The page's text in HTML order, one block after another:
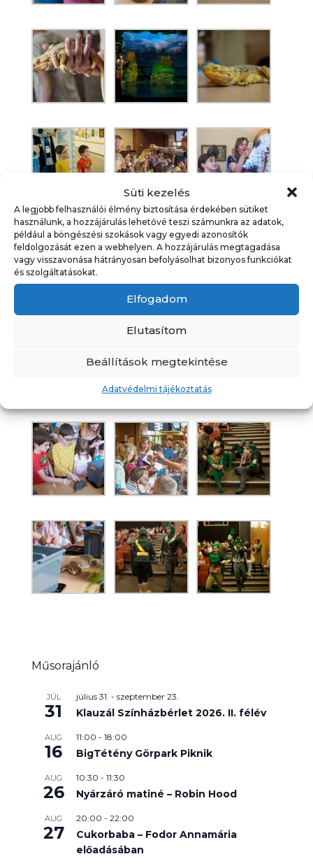
Süti kezelés
A legjobb felhasználói élmény biztosítása érdekében sütiket
használunk, a hozzájárulás lehetővé teszi számunkra az adatok,
például a böngészési szokások vagy egyedi azonosítók
feldolgozását ezen a webhelyen. A hozzájárulás megtagadása
vagy visszavonása hátrányosan befolyásolhat bizonyos funkciókat
és szolgáltatásokat.
Elfogadom
Elutasítom
Beállítások megtekintése
Adatvédelmi tájékoztatás
Műsorajánló
JÚL
31
július 31. - szeptember 23.
Klauzál Színházbérlet 2026. II. félév
AUG
16
11:00 - 18:00
BigTétény Görpark Piknik
AUG
26
10:30 - 11:30
Nyárzáró matiné – Robin Hood
AUG
27
20:00 - 22:00
Cukorbaba – Fodor Annamária
előadásában